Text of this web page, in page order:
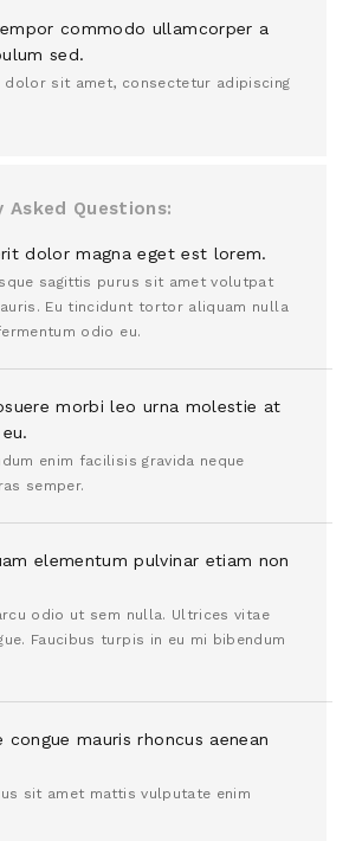
commodo ullamcorper a
sed.
dolor sit amet, consectetur adipiscing
Asked Questions
dolor magna eget est lorem.
sagittis purus sit amet volutpat
Eu tincidunt tortor aliquam nulla
odio eu.
morbi leo urna molestie at
enim facilisis gravida neque
semper.
elementum pulvinar etiam non
odio ut sem nulla. Ultrices vitae
Faucibus turpis in eu mi bibendum
congue mauris rhoncus aenean
sit amet mattis vulputate enim